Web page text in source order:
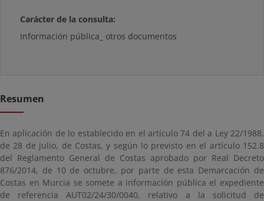
Carácter de la consulta:
Información pública_ otros documentos
Resumen
En aplicación de lo establecido en el artículo 74 del a Ley 22/1988,
de 28 de julio, de Costas, y según lo previsto en el artículo 152.8
del Reglamento General de Costas aprobado por Real Decreto
876/2014, de 10 de octubre, por parte de esta Demarcación de
Costas en Murcia se somete a información pública el expediente
de referencia AUT02/24/30/0040, relativo a la solicitud de